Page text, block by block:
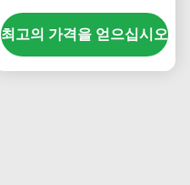
쉽게 설치 높은 안정성
최고의 가격을 얻으십시오